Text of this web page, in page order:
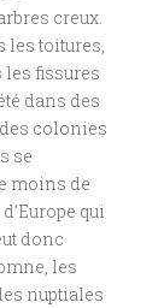
creux.
les toitures,
les fissures
dans des
colonies
se
moins de
qui
donc
les
nuptiales